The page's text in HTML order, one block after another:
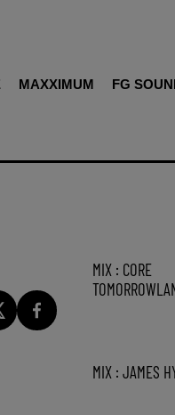
MAXXIMUM FG
MIX : CORE
MIX : JAMES